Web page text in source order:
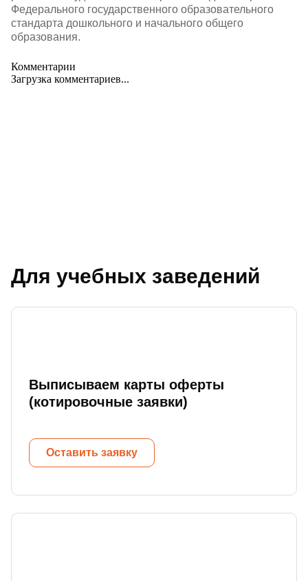
Федерального государственного образовательного
стандарта дошкольного и начального общего
образования.
Комментарии
Загрузка комментариев...
Для учебных заведений
Выписываем карты оферты
(котировочные заявки)
Оставить заявку